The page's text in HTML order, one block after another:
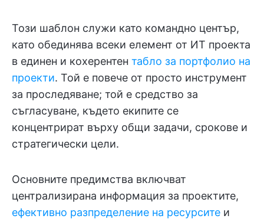
Този шаблон служи като командно център,
като обединява всеки елемент от ИТ проекта
в единен и кохерентен табло за портфолио на
проекти. Той е повече от просто инструмент
за проследяване; той е средство за
съгласуване, където екипите се
концентрират върху общи задачи, срокове и
стратегически цели.
Основните предимства включват
централизирана информация за проектите,
ефективно разпределение на ресурсите и